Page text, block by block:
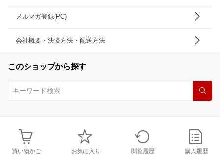
メルマガ登録(PC)
会社概要・決済方法・配送方法
このショップから探す
買い物かご お気に入り 閲覧履歴 購入履歴